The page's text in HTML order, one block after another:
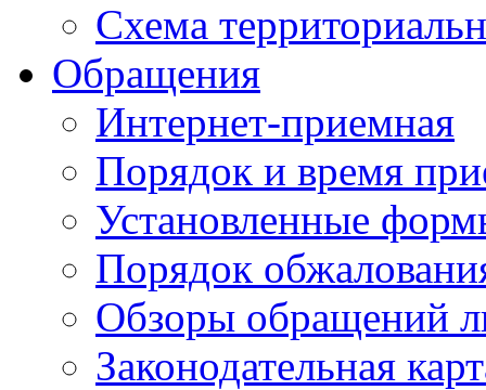
Схема
Обращения
Интернет-приемная
Порядок и время
Установленные
Порядок
Обзоры обращений
Законодательная